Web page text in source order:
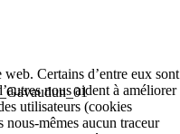
Certains d’entre eux sont
nous aident à améliorer
utilisateurs (cookies
mêmes aucun traceur